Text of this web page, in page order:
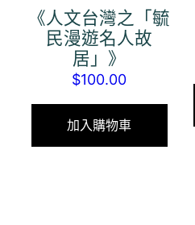
《人文台灣之「毓
民漫遊名人故
居」》
$100.00
加入購物車